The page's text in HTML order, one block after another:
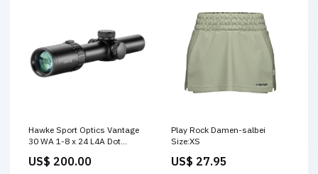
Hawke Sport Optics Vantage
30 WA 1-8 x 24 L4A Dot
weather-resistant storage
US$ 200.00
Play Rock Damen-salbei
Size:XS
US$ 27.95